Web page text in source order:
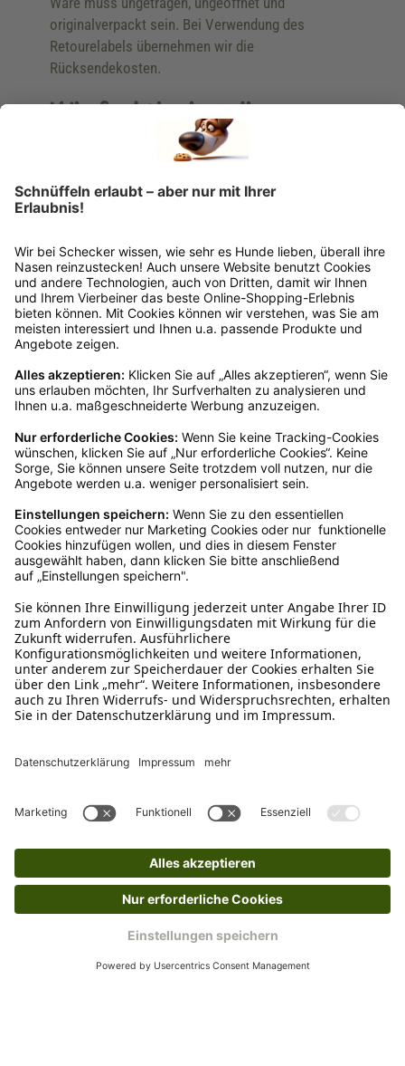
originalverpackt sein. Bei Verwendung des
Retourelabels übernehmen wir die
Rücksendekosten.
Wie funktioniert die
Rücksendung?
Bitte fülle das Rücksendeformular aus. Dieses
findest du online. Verpacke die Artikel
Rücksendeetikett auf das Paket. Dieses kannst du
dir in deinem Kundenkonto anfordern. Hast du als
Gast bestellt, schreibe uns eine Email an
verkauf@schecker.de oder rufe zu unseren
Servicezeiten an, dann lassen wir dir ein
Mo – Fr 9 – 17 Uhr, Sa 9 – 13 Uhr
Ruf uns an
Schreibe uns
verkauf@schecker.de
WhatsApp Support
Tritt unserem Newsletter bei
Mehr von uns
Barrierefreiheitserklärung Impressum AGB
Datenschutz